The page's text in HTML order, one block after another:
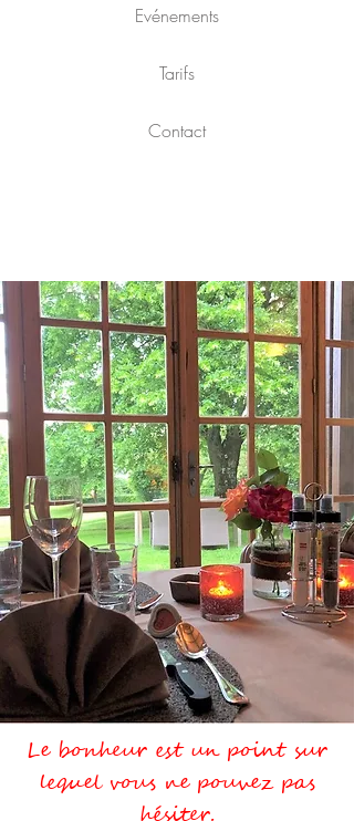
Evénements
Tarifs
Contact
Le bonheur est un point sur
lequel vous ne pouvez pas